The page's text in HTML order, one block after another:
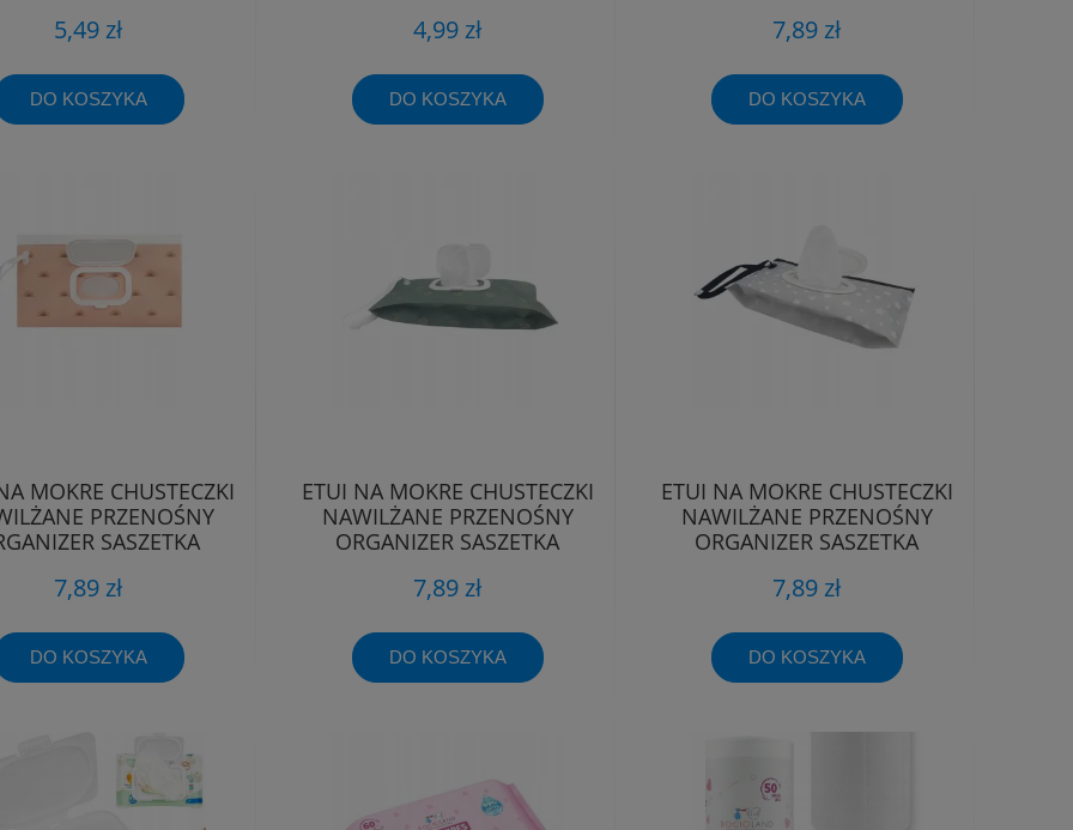
5,49 zł
DO KOSZYKA
4,99 zł
DO KOSZYKA
7,89 zł
DO KOSZYKA
MOKRE CHUSTECZKI
PRZENOŚNY
SASZETKA
7,89 zł
DO KOSZYKA
ETUI NA MOKRE CHUSTECZKI
NAWILŻANE PRZENOŚNY
ORGANIZER SASZETKA
7,89 zł
DO KOSZYKA
ETUI NA MOKRE CHUSTECZKI
NAWILŻANE PRZENOŚNY
ORGANIZER SASZETKA
7,89 zł
DO KOSZYKA